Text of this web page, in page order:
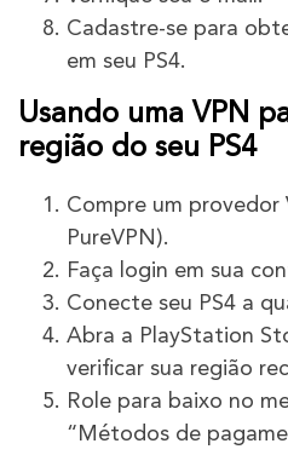
Cadastre-se para
em seu PS4.
Usando uma VPN
região do seu PS4
Compre um provedor
PureVPN).
Faça login em sua
Conecte seu PS4 a
Abra a PlayStation
verificar sua região
Role para baixo no
“Métodos de